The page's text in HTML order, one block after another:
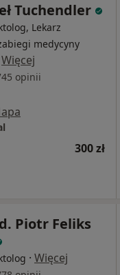
Tuchendler
Lekarz
medycyny
Więcej
opinii
300 zł
Piotr Feliks
· Więcej